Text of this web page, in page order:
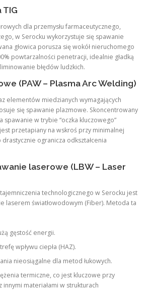
dla przemysłu farmaceutycznego,
w Serocku wykorzystuje się spawanie
głowica porusza się wokół nieruchomego
powtarzalności penetracji, idealnie gładką
błędów ludzkich.
(PAW – Plasma Arc Welding)
elementów miedzianych wymagających
się spawanie plazmowe. Skoncentrowany
spawanie w trybie “oczka kluczowego”
przetapiany na wskroś przy minimalnej
drastycznie ogranicza odkształcenia
laserowe (LBW – Laser
technologicznego w Serocku jest
laserem światłowodowym (Fiber). Metoda ta
gęstość energii.
wpływu ciepła (HAZ).
nieosiągalne dla metod łukowych.
termiczne, co jest kluczowe przy
innymi materiałami w strukturach